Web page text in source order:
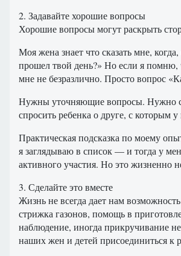
2. Задавайте хорошие вопросы
Хорошие вопросы могут раскрыть
Моя жена знает что сказать мне,
прошел твой день?» Но если я помню,
мне не безразлично. Просто вопрос
Нужны уточняющие вопросы. Нужно
спросить ребенка о друге, с которым
Практическая подсказка по моему
я заглядываю в список — и тогда у
активного участия. Но это жизненно
3. Сделайте это вместе
Жизнь не всегда дает нам
стрижка газонов, помощь в
наблюдение, иногда прикручивание
наших жен и детей присоединиться к